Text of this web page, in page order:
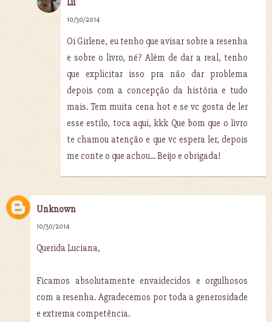
Lu
10/30/2014
Oi Girlene, eu tenho que avisar sobre a resenha
e sobre o livro, né? Além de dar a real, tenho
que explicitar isso pra não dar problema
depois com a concepção da história e tudo
mais. Tem muita cena hot e se vc gosta de ler
esse estilo, toca aqui, kkk Que bom que o livro
te chamou atenção e que vc espera ler, depois
me conte o que achou... Beijo e obrigada!
Unknown
10/30/2014
Querida Luciana,
Ficamos absolutamente envaidecidos e orgulhosos
com a resenha. Agradecemos por toda a generosidade
e extrema competência.